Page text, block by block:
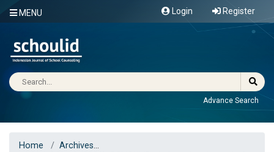
MENU Login Register
Advance Search
Home
Archives